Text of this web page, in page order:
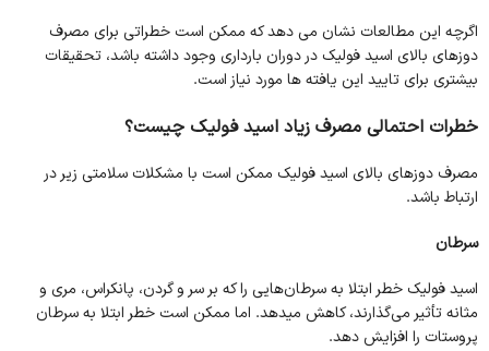
اگرچه این مطالعات نشان می دهد که ممکن است خطراتی برای مصرف
دوزهای بالای اسید فولیک در دوران بارداری وجود داشته باشد، تحقیقات
بیشتری برای تایید این یافته ها مورد نیاز است.
خطرات احتمالی مصرف زیاد اسید فولیک چیست؟
مصرف دوزهای بالای اسید فولیک ممکن است با مشکلات سلامتی زیر در
ارتباط باشد.
سرطان
اسید فولیک خطر ابتلا به سرطان‌هایی را که بر سر و گردن، پانکراس، مری و
مثانه تأثیر می‌گذارند، کاهش میدهد. اما ممکن است خطر ابتلا به سرطان
پروستات را افزایش دهد.